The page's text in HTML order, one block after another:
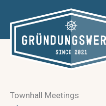
Inhalt
springen
Townhall Meetings